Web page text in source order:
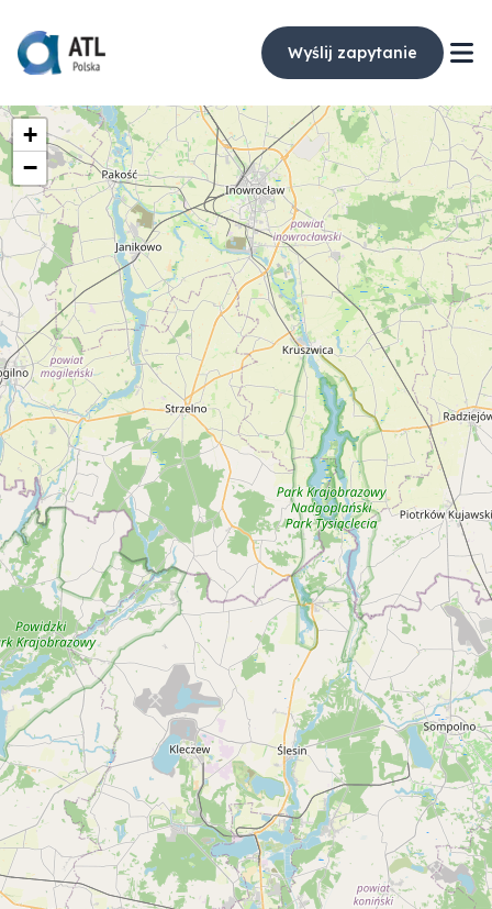
Wyślij zapytanie
+
−